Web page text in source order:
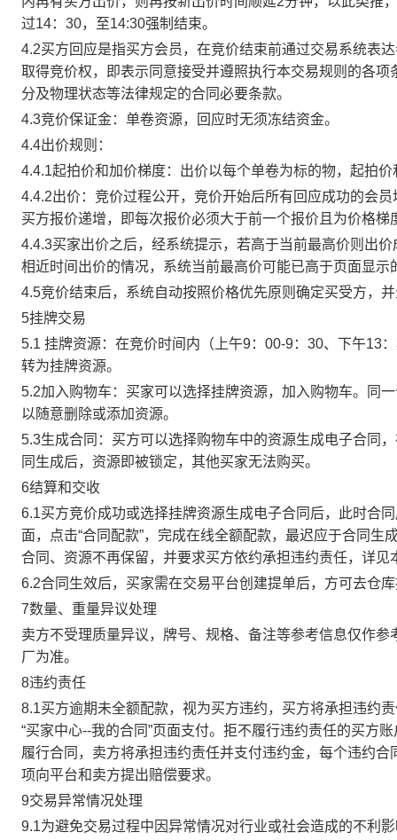
过14：30，至14:30强制结束。
4.2买方回应是指买方会员，在竞价结束前通过交易系统表
取得竞价权，即表示同意接受并遵照执行本交易规则的各
分及物理状态等法律规定的合同必要条款。
4.3竞价保证金：单卷资源，回应时无须冻结资金。
4.4出价规则：
4.4.1起拍价和加价梯度：出价以每个单卷为标的物，起拍
4.4.2出价：竞价过程公开，竞价开始后所有回应成功的会
买方报价递增，即每次报价必须大于前一个报价且为价格
4.4.3买家出价之后，经系统提示，若高于当前最高价则出
相近时间出价的情况，系统当前最高价可能已高于页面显示
4.5竞价结束后，系统自动按照价格优先原则确定买受方，
5挂牌交易
5.1 挂牌资源：在竞价时间内（上午9：00-9：30、下午13
转为挂牌资源。
5.2加入购物车：买家可以选择挂牌资源，加入购物车。同
以随意删除或添加资源。
5.3生成合同：买方可以选择购物车中的资源生成电子合同
同生成后，资源即被锁定，其他买家无法购买。
6结算和交收
6.1买方竞价成功或选择挂牌资源生成电子合同后，此时合
面，点击“合同配款”，完成在线全额配款，最迟应于合同
合同、资源不再保留，并要求买方依约承担违约责任，详见
6.2合同生效后，买家需在交易平台创建提单后，方可去仓
7数量、重量异议处理
卖方不受理质量异议，牌号、规格、备注等参考信息仅作
厂为准。
8违约责任
8.1买方逾期未全额配款，视为买方违约，买方将承担违约
“买家中心--我的合同”页面支付。拒不履行违约责任的买方
履行合同，卖方将承担违约责任并支付违约金，每个违约
项向平台和卖方提出赔偿要求。
9交易异常情况处理
9.1为避免交易过程中因异常情况对行业或社会造成的不利